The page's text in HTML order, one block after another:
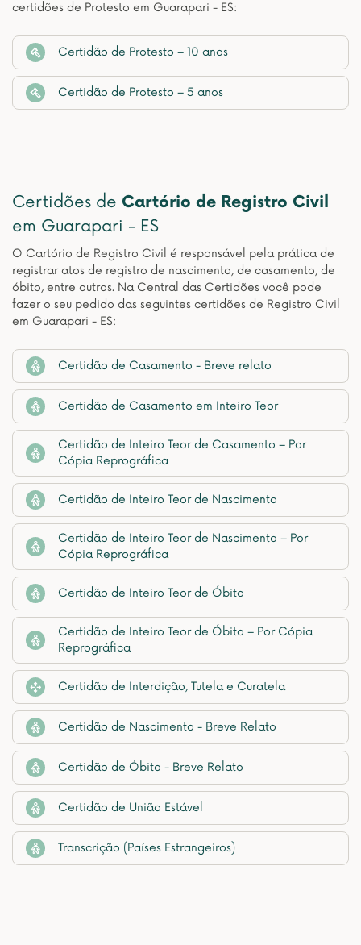
certidões de Protesto em Guarapari - ES:
Certidão de Protesto – 10 anos
Certidão de Protesto – 5 anos
Certidões de Cartório de Registro Civil
em Guarapari - ES
O Cartório de Registro Civil é responsável pela prática de
registrar atos de registro de nascimento, de casamento, de
óbito, entre outros. Na Central das Certidões você pode
fazer o seu pedido das seguintes certidões de Registro Civil
em Guarapari - ES:
Certidão de Casamento - Breve relato
Certidão de Casamento em Inteiro Teor
Certidão de Inteiro Teor de Casamento – Por
Cópia Reprográfica
Certidão de Inteiro Teor de Nascimento
Certidão de Inteiro Teor de Nascimento – Por
Cópia Reprográfica
Certidão de Inteiro Teor de Óbito
Certidão de Inteiro Teor de Óbito – Por Cópia
Reprográfica
Certidão de Interdição, Tutela e Curatela
Certidão de Nascimento - Breve Relato
Certidão de Óbito - Breve Relato
Certidão de União Estável
Transcrição (Países Estrangeiros)